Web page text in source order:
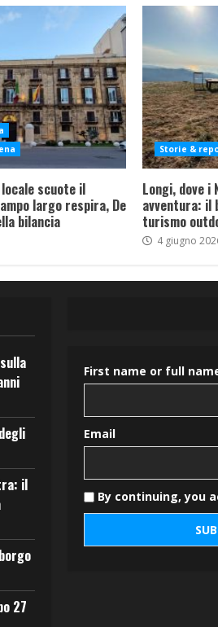
scuote il
largo respira, De
bilancia
Storie &
Longi, dove i
avventura: il
turismo
4 giugno
il
27
First name or full
Email
By continuing, you